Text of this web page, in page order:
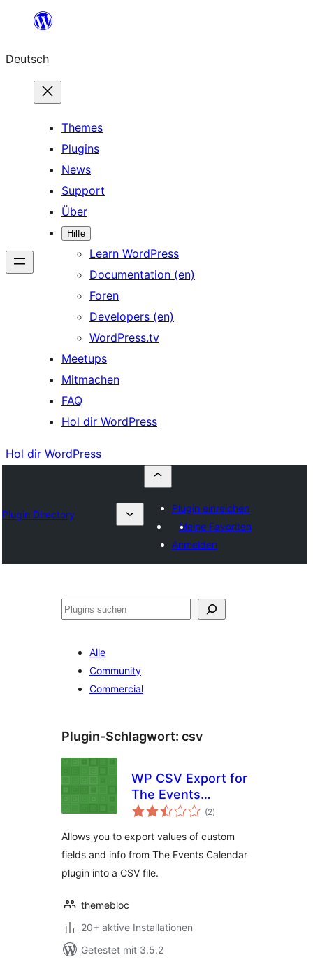
springen
Deutsch
Themes
Plugins
News
Support
Über
Hilfe
Learn WordPress
Documentation (en)
Foren
Developers (en)
WordPress.tv
Meetups
Mitmachen
FAQ
Hol dir WordPress
Hol dir WordPress
Plugin Directory
Plugin einreichen
Meine Favoriten
Anmelden
Suchen
Alle
Community
Commercial
Plugin-Schlagwort: csv
WP CSV Export for
The Events
Calendar
(2Bewertungen
insgesamt
)
Allows you to export values of custom
fields and info from The Events Calendar
plugin into a CSV file.
themebloc
20+ aktive Installationen
Getestet mit 3.5.2